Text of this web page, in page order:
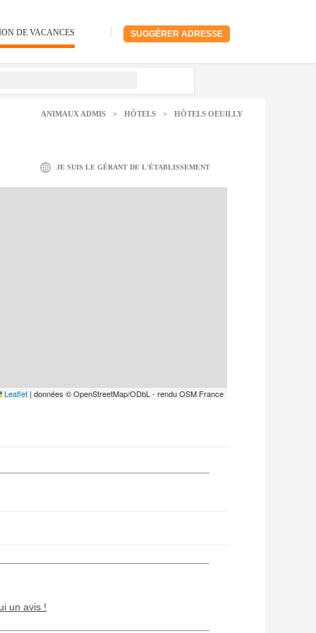
SUGGÉRER ADRESSE
DE VACANCES
ANIMAUX ADMIS > HÔTELS > HÔTELS OEUILLY
JE SUIS LE GÉRANT DE L'ÉTABLISSEMENT
Leaflet | données © OpenStreetMap/ODbL - rendu OSM France
un avis !